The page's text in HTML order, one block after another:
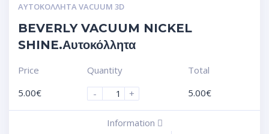
ΑΥΤΟΚΌΛΛΗΤΑ VACUUM 3D
BEVERLY VACUUM NICKEL
SHINE.Αυτοκόλλητα
Price
5.00€
Quantity
-
+
Total
5.00€
Information